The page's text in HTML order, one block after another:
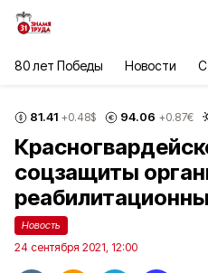
80 лет Победы Новости
81.41 +0.48$ 94.06 +0.87€
соцзащиты
Новость
24 сентября 2021, 12:00